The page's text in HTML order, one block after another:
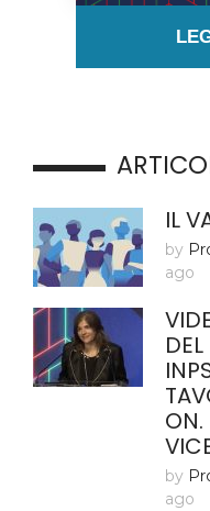
IL
by
ago
ON.
by
ago